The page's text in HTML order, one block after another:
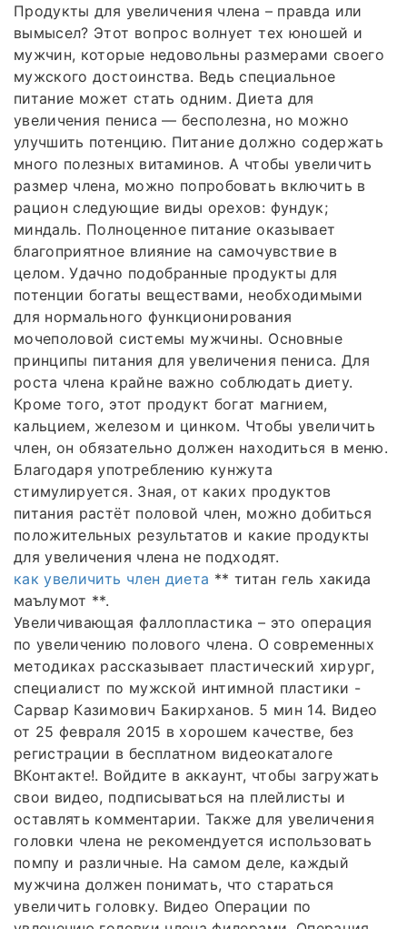
Продукты для увеличения члена – правда или
вымысел? Этот вопрос волнует тех юношей и
мужчин, которые недовольны размерами своего
мужского достоинства. Ведь специальное
питание может стать одним. Диета для
увеличения пениса — бесполезна, но можно
улучшить потенцию. Питание должно содержать
много полезных витаминов. А чтобы увеличить
размер члена, можно попробовать включить в
рацион следующие виды орехов: фундук;
миндаль. Полноценное питание оказывает
благоприятное влияние на самочувствие в
целом. Удачно подобранные продукты для
потенции богаты веществами, необходимыми
для нормального функционирования
мочеполовой системы мужчины. Основные
принципы питания для увеличения пениса. Для
роста члена крайне важно соблюдать диету.
Кроме того, этот продукт богат магнием,
кальцием, железом и цинком. Чтобы увеличить
член, он обязательно должен находиться в меню.
Благодаря употреблению кунжута
стимулируется. Зная, от каких продуктов
питания растёт половой член, можно добиться
положительных результатов и какие продукты
для увеличения члена не подходят.
как увеличить член диета ** титан гель хакида
маълумот **.
Увеличивающая фаллопластика – это операция
по увеличению полового члена. О современных
методиках рассказывает пластический хирург,
специалист по мужской интимной пластики -
Сарвар Казимович Бакирханов. 5 мин 14. Видео
от 25 февраля 2015 в хорошем качестве, без
регистрации в бесплатном видеокаталоге
ВКонтакте!. Войдите в аккаунт, чтобы загружать
свои видео, подписываться на плейлисты и
оставлять комментарии. Также для увеличения
головки члена не рекомендуется использовать
помпу и различные. На самом деле, каждый
мужчина должен понимать, что стараться
увеличить головку. Видео Операции по